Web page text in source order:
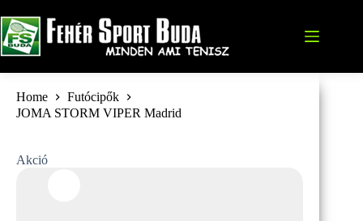
to
content
Home
Futócipők
JOMA STORM VIPER Madrid
Akció